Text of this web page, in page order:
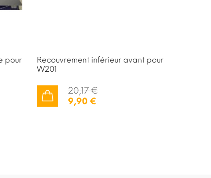
pour
Recouvrement inférieur avant pour
W201
20,17 €
9,90 €